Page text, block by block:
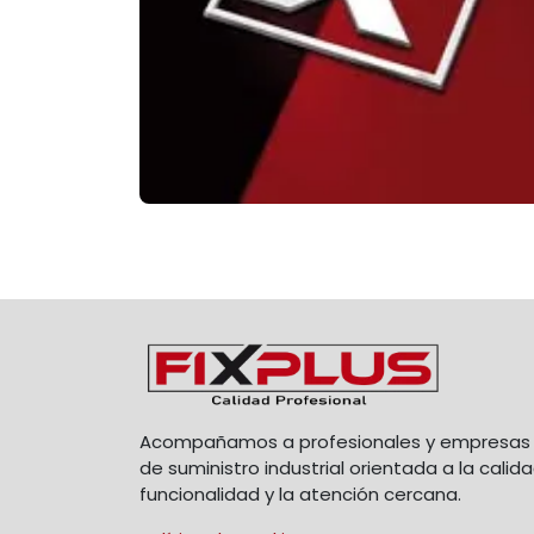
Acompañamos a profesionales y
de suministro industrial orientada a la
funcionalidad y la atención cercana.